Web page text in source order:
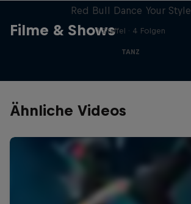
Filme & Shows
Red Bull Dance Your Style
1 Staffel · 4 Folgen
TANZ
Ähnliche Videos